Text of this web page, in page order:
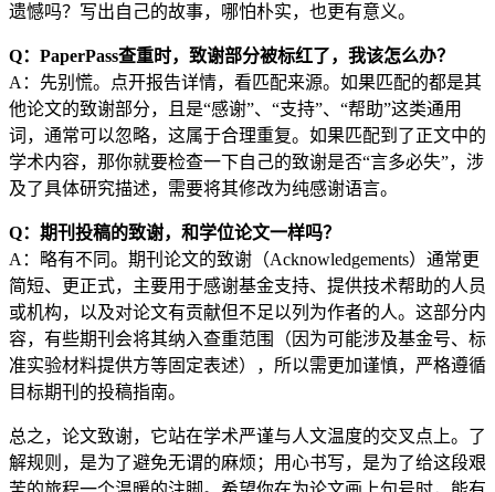
遗憾吗？写出自己的故事，哪怕朴实，也更有意义。
Q：PaperPass查重时，致谢部分被标红了，我该怎么办？
A：先别慌。点开报告详情，看匹配来源。如果匹配的都是其
他论文的致谢部分，且是“感谢”、“支持”、“帮助”这类通用
词，通常可以忽略，这属于合理重复。如果匹配到了正文中的
学术内容，那你就要检查一下自己的致谢是否“言多必失”，涉
及了具体研究描述，需要将其修改为纯感谢语言。
Q：期刊投稿的致谢，和学位论文一样吗？
A：略有不同。期刊论文的致谢（Acknowledgements）通常更
简短、更正式，主要用于感谢基金支持、提供技术帮助的人员
或机构，以及对论文有贡献但不足以列为作者的人。这部分内
容，有些期刊会将其纳入查重范围（因为可能涉及基金号、标
准实验材料提供方等固定表述），所以需更加谨慎，严格遵循
目标期刊的投稿指南。
总之，论文致谢，它站在学术严谨与人文温度的交叉点上。了
解规则，是为了避免无谓的麻烦；用心书写，是为了给这段艰